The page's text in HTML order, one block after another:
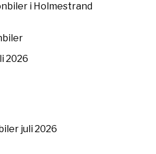
i Holmestrand
2026
juli 2026